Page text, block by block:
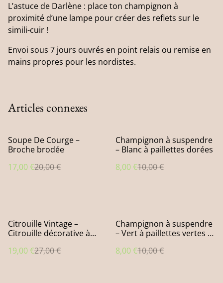
L’astuce de Darlène : place ton champignon à
proximité d’une lampe pour créer des reflets sur le
simili-cuir !
Envoi sous 7 jours ouvrés en point relais ou remise en
mains propres pour les nordistes.
Articles connexes
%
Soupe De Courge –
Broche brodée
17,00 €20,00 €
%
Champignon à suspendre
– Blanc à paillettes dorées
8,00 €10,00 €
%
Citrouille Vintage –
Citrouille décorative à
19,00 €27,00 €
%
Champignon à suspendre
– Vert à paillettes vertes et
8,00 €10,00 €